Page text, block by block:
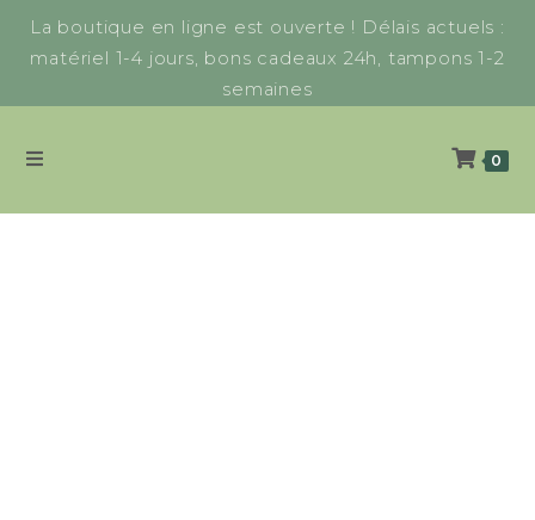
La boutique en ligne est ouverte ! Délais actuels :
matériel 1-4 jours, bons cadeaux 24h, tampons 1-2
semaines
0